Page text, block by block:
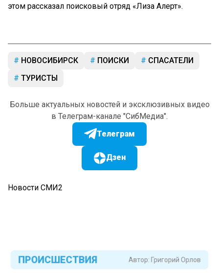
этом рассказал поисковый отряд «Лиза Алерт».
НОВОСИБИРСК ПОИСКИ
СПАСАТЕЛИ
ТУРИСТЫ
Больше актуальных новостей и эксклюзивных видео
в Телеграм-канале "СибМедиа".
Телеграм
Дзен
Новости СМИ2
Автор:Григорий Орлов
ПРОИСШЕСТВИЯ